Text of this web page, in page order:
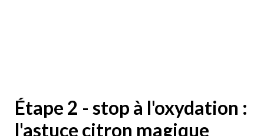
Étape 2 - stop à l'oxydation :
l'astuce citron magique